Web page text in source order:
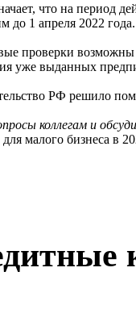
что на период
до 1 апреля 2022
проверки возможны
уже выданных
РФ решило
коллегам и